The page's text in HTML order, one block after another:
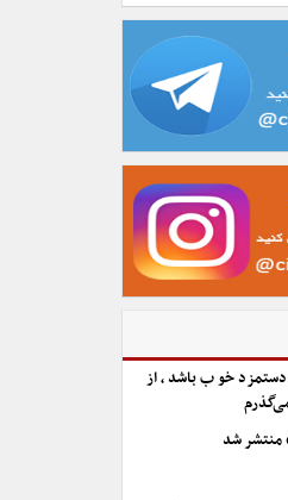
خوب باشد، از
منتشر شد